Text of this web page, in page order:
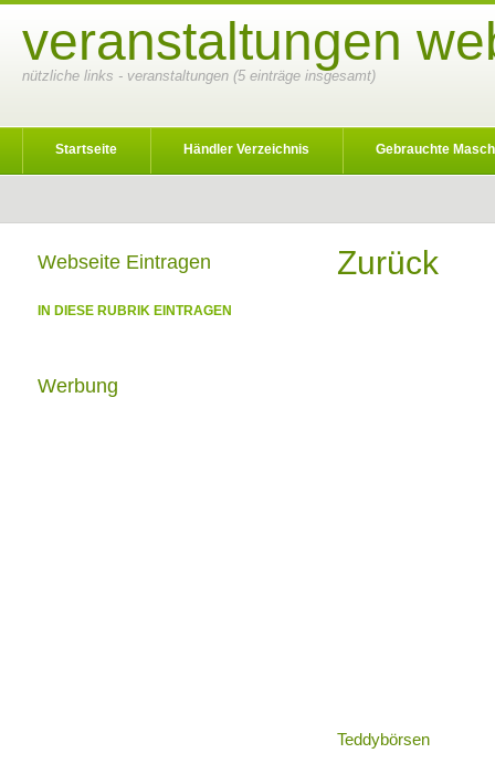
veranstaltungen
nützliche links - veranstaltungen (5 einträge insgesamt)
Startseite Händler Verzeichnis Gebrauchte
Zurück
Teddybörsen
Webseite Eintragen
IN DIESE RUBRIK EINTRAGEN
Werbung